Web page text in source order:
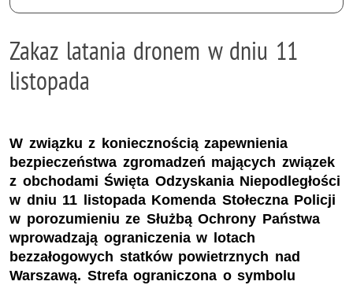
Zakaz latania dronem w dniu 11
listopada
W związku z koniecznością zapewnienia
bezpieczeństwa zgromadzeń mających związek
z obchodami Święta Odzyskania Niepodległości
w dniu 11 listopada Komenda Stołeczna Policji
w porozumieniu ze Służbą Ochrony Państwa
wprowadzają ograniczenia w lotach
bezzałogowych statków powietrznych nad
Warszawą. Strefa ograniczona o symbolu